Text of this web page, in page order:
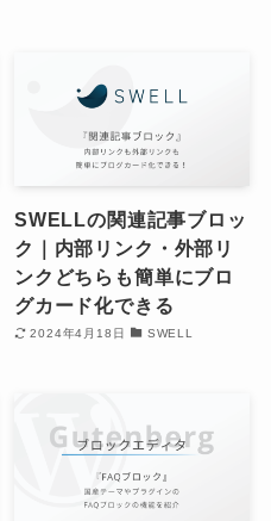
SWELLの関連記事ブロッ
ク｜内部リンク・外部リ
ンクどちらも簡単にブロ
グカード化できる
2024年4月18日 SWELL